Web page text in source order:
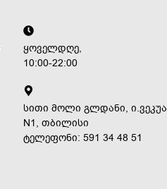
ყოველდღე,
10:00-22:00
სითი მოლი გლდანი, ი.ვეკუა
N1, თბილისი
ტელეფონი: 591 34 48 51